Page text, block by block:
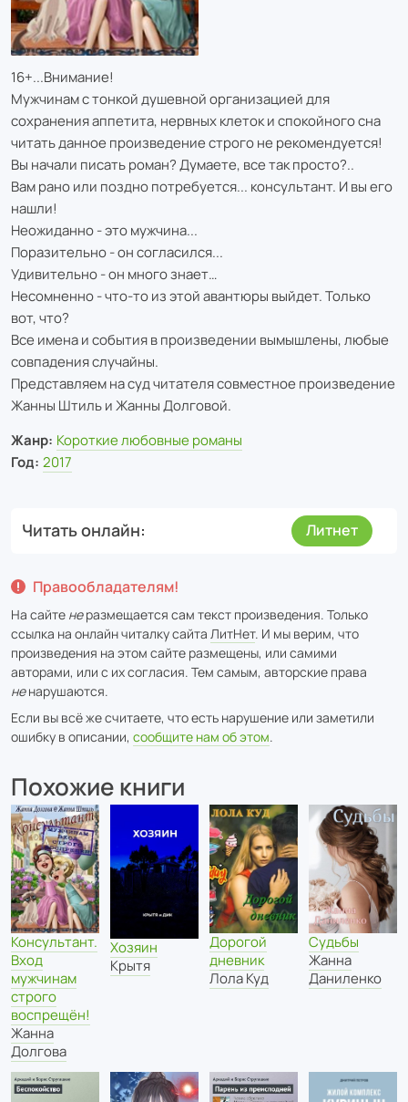
16+...Внимание!
Мужчинам с тонкой душевной организацией для
сохранения аппетита, нервных клеток и спокойного сна
читать данное произведение строго не рекомендуется!
Вы начали писать роман? Думаете, все так просто?..
Вам рано или поздно потребуется... консультант. И вы его
нашли!
Неожиданно - это мужчина...
Поразительно - он согласился...
Удивительно - он много знает…
Несомненно - что-то из этой авантюры выйдет. Только
вот, что?
Все имена и события в произведении вымышлены, любые
совпадения случайны.
Представляем на суд читателя совместное произведение
Жанны Штиль и Жанны Долговой.
Жанр: Короткие любовные романы
Год: 2017
Читать онлайн Литнет
Правообладателям!
На сайте неразмещается сам текст произведения. Только
ссылка на онлайн читалку сайта ЛитНет. И мы верим, что
произведения на этом сайте размещены, или самими
авторами, или с их согласия. Тем самым, авторские права
ненарушаются.
Если вы всё же считаете, что есть нарушение или заметили
ошибку в описании, сообщите нам об этом.
Похожие книги
Консультант.
Вход
мужчинам
строго
воспрещён!
Жанна
Долгова
Хозяин
Крытя
Дорогой
дневник
Лола Куд
Судьбы
Жанна
Даниленко